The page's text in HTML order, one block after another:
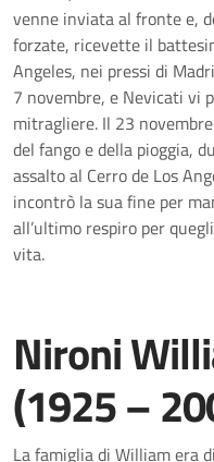
venne inviata al fronte e,
forzate, ricevette il
Angeles, nei pressi di
7 novembre, e Nevicati vi
mitragliere. Il 23
del fango e della pioggia,
assalto al Cerro de Los
incontrò la sua fine per
all’ultimo respiro per
vita.
Nironi
(1925 –
La famiglia di William era